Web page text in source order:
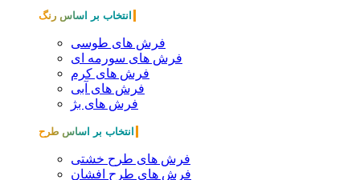
انتخاب بر اساس رنگ
فرش های طوسی
فرش های سورمه ای
فرش های کرم
فرش های آبی
فرش های بژ
انتخاب بر اساس طرح
فرش های طرح خشتی
فرش های طرح افشان